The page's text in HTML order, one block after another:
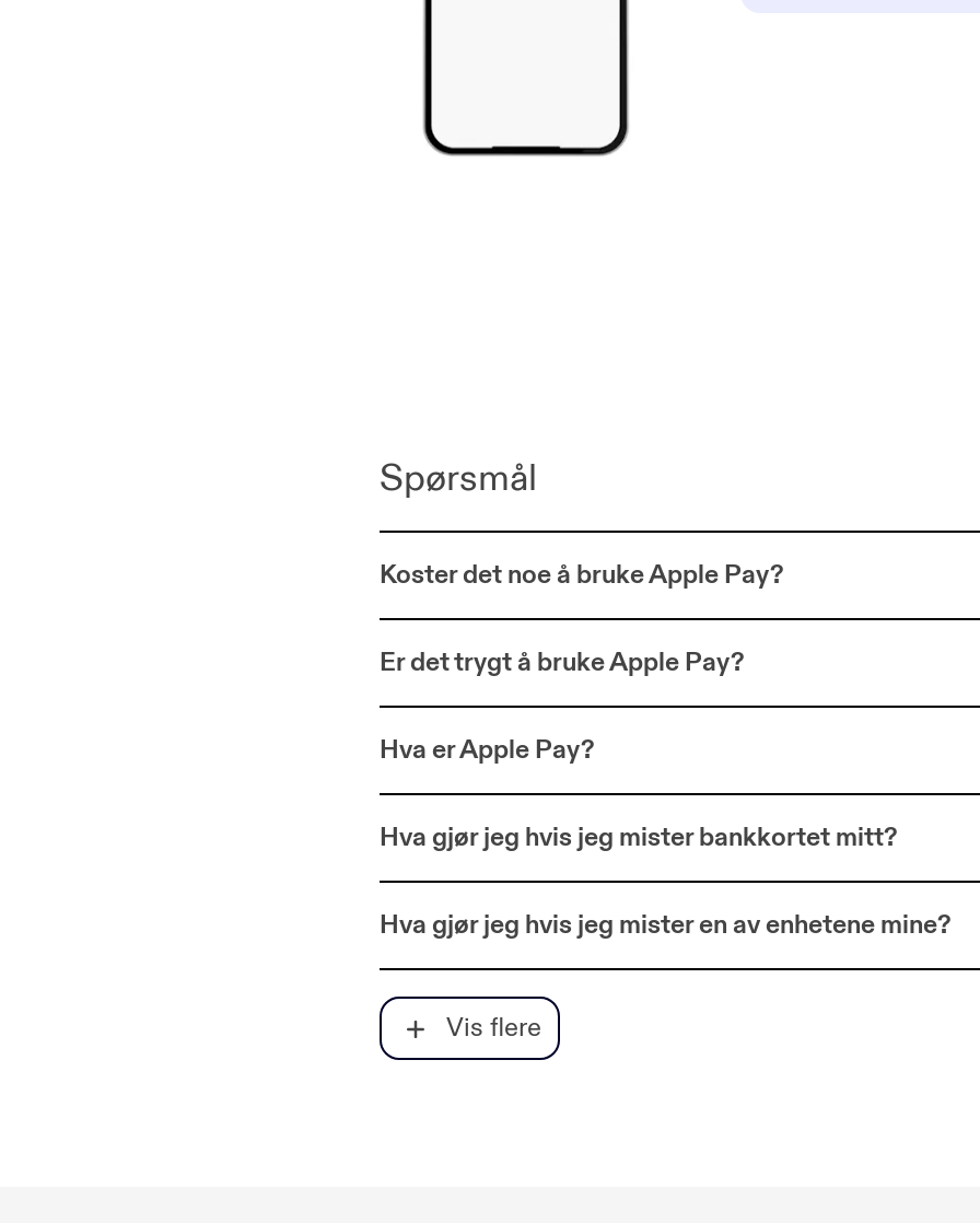
Spørsmål
Koster det noe å bruke Apple Pay?
Er det trygt å bruke Apple Pay?
Hva er Apple Pay?
Hva gjør jeg hvis jeg mister bankkortet mitt?
Hva gjør jeg hvis jeg mister en av enhetene mine?
Hvor kan jeg bruke Apple Pay?
Vis flere